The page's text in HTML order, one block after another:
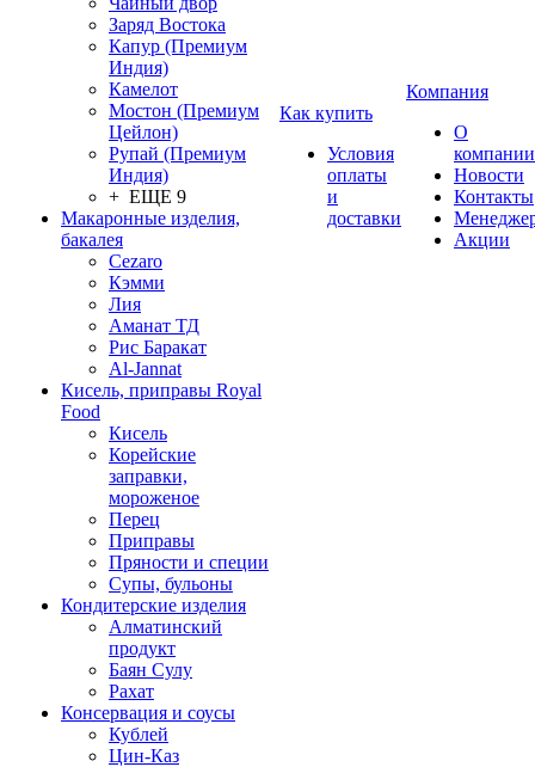
Заряд Востока
Капур (Премиум
Индия)
Камелот
Мостон (Премиум
Цейлон)
Рупай (Премиум
Индия)
+ ЕЩЕ 9
Макаронные изделия,
бакалея
Cezaro
Кэмми
Лия
Аманат ТД
Рис Баракат
Al-Jannat
Кисель, приправы Royal
Food
Кисель
Корейские
заправки,
мороженое
Перец
Приправы
Пряности и специи
Супы, бульоны
Кондитерские изделия
Алматинский
продукт
Баян Сулу
Рахат
Консервация и соусы
Кублей
Цин-Каз
Как купить
Условия
оплаты
и
доставки
Компания
О
компании
Новости
Контакты
Акции